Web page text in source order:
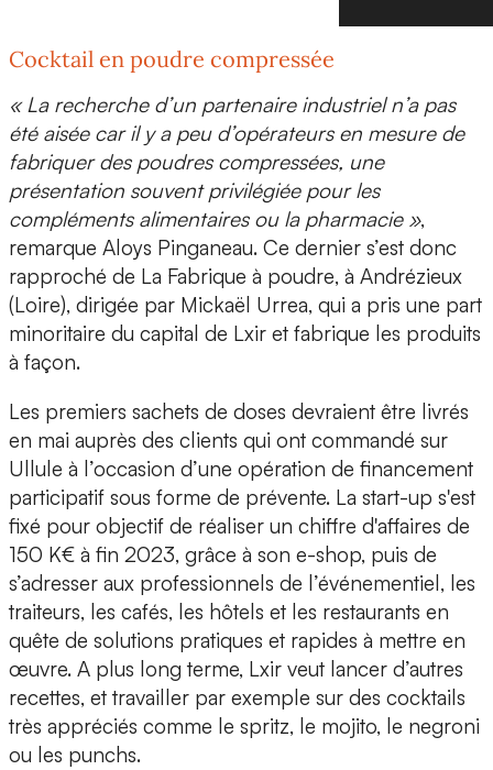
Cocktail en poudre compressée
« La recherche d’un partenaire industriel n’a pas
été aisée car il y a peu d’opérateurs en mesure de
fabriquer des poudres compressées, une
présentation souvent privilégiée pour les
compléments alimentaires ou la pharmacie »,
remarque Aloys Pinganeau. Ce dernier s’est donc
rapproché de La Fabrique à poudre, à Andrézieux
(Loire), dirigée par Mickaël Urrea, qui a pris une part
minoritaire du capital de Lxir et fabrique les produits
à façon.
Les premiers sachets de doses devraient être livrés
en mai auprès des clients qui ont commandé sur
Ullule à l’occasion d’une opération de financement
participatif sous forme de prévente. La start-up s'est
fixé pour objectif de réaliser un chiffre d'affaires de
150 K€ à fin 2023, grâce à son e-shop, puis de
s’adresser aux professionnels de l’événementiel, les
traiteurs, les cafés, les hôtels et les restaurants en
quête de solutions pratiques et rapides à mettre en
œuvre. A plus long terme, Lxir veut lancer d’autres
recettes, et travailler par exemple sur des cocktails
très appréciés comme le spritz, le mojito, le negroni
ou les punchs.